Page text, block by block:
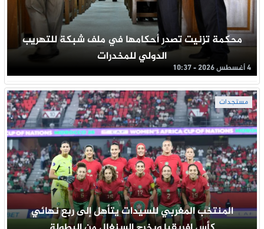
محكمة تزنيت تصدر أحكامها في ملف شبكة للتهريب
الدولي للمخدرات
4 أغسطس 2026 - 10:37
مستجدات
المنتخب المغربي للسيدات يتأهل إلى ربع نهائي